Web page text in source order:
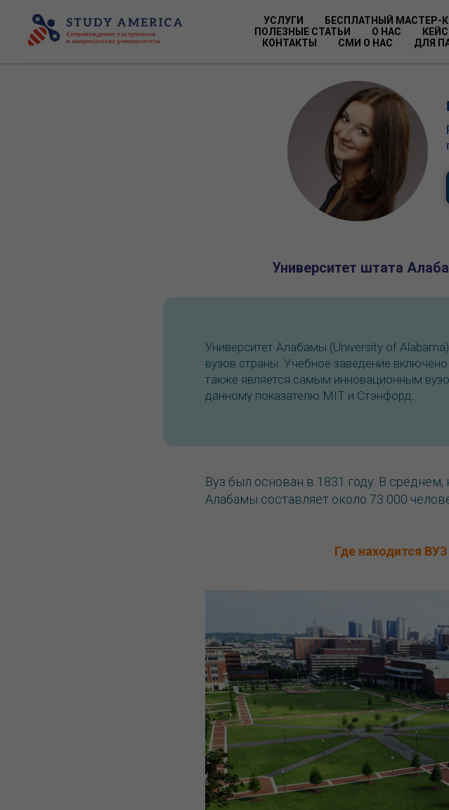
УСЛУГИ
БЕСПЛАТНЫЙ МАСТЕР-
ПОЛЕЗНЫЕ СТАТЬИ
О НАС
КОНТАКТЫ
СМИ О НАС ДЛЯ
Университет штата
Университет Алабамы (University of
вузов страны. Учебное заведение
также является самым инновационным
данному показателю MIT и Стэнфорд.
Вуз был основан в 1831 году. В
Алабамы составляет около 73 000
Где находится